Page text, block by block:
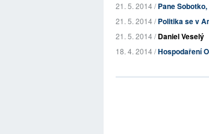
21. 5. 2014 /Pane
21. 5. 2014 /Politika se v
21. 5. 2014 /Daniel Veselý
18. 4. 2014 /Hospodaření